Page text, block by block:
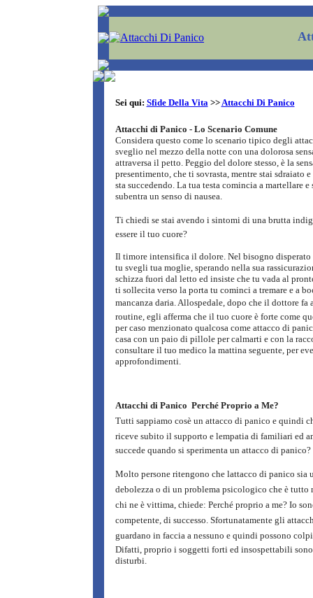
Sei qui: Sfide Della Vita>>Attacchi Di Panico
Attacchi di Panico - Lo Scenario Comune
Considera questo come lo scenario tipico degli
sveglio nel mezzo della notte con una dolorosa
attraversa il petto. Peggio del dolore stesso, è la
presentimento, che ti sovrasta, mentre stai sdraiato
sta succedendo. La tua testa comincia a martellare
subentra un senso di nausea.
Ti chiedi se stai avendo i sintomi di una brutta
essere il tuo cuore?
Il timore intensifica il dolore. Nel bisogno disperato
tu svegli tua moglie, sperando nella sua
schizza fuori dal letto ed insiste che tu vada al
ti sollecita verso la porta tu cominci a tremare e a
mancanza daria. Allospedale, dopo che il dottore
routine, egli afferma che il tuo cuore è forte come
per caso menzionato qualcosa come attacco di
casa con un paio di pillole per calmarti e con la
consultare il tuo medico la mattina seguente, per
approfondimenti.
Attacchi di Panico  Perché Proprio a Me?
Tutti sappiamo cosè un attacco di panico e quindi
riceve subito il supporto e lempatia di familiari ed
succede quando si sperimenta un attacco di panico?
Molto persone ritengono che lattacco di panico sia
debolezza o di un problema psicologico che è tutto
chi ne è vittima, chiede: Perché proprio a me? Io
competente, di successo. Sfortunatamente gli
guardano in faccia a nessuno e quindi possono
Difatti, proprio i soggetti forti ed insospettabili
disturbi.